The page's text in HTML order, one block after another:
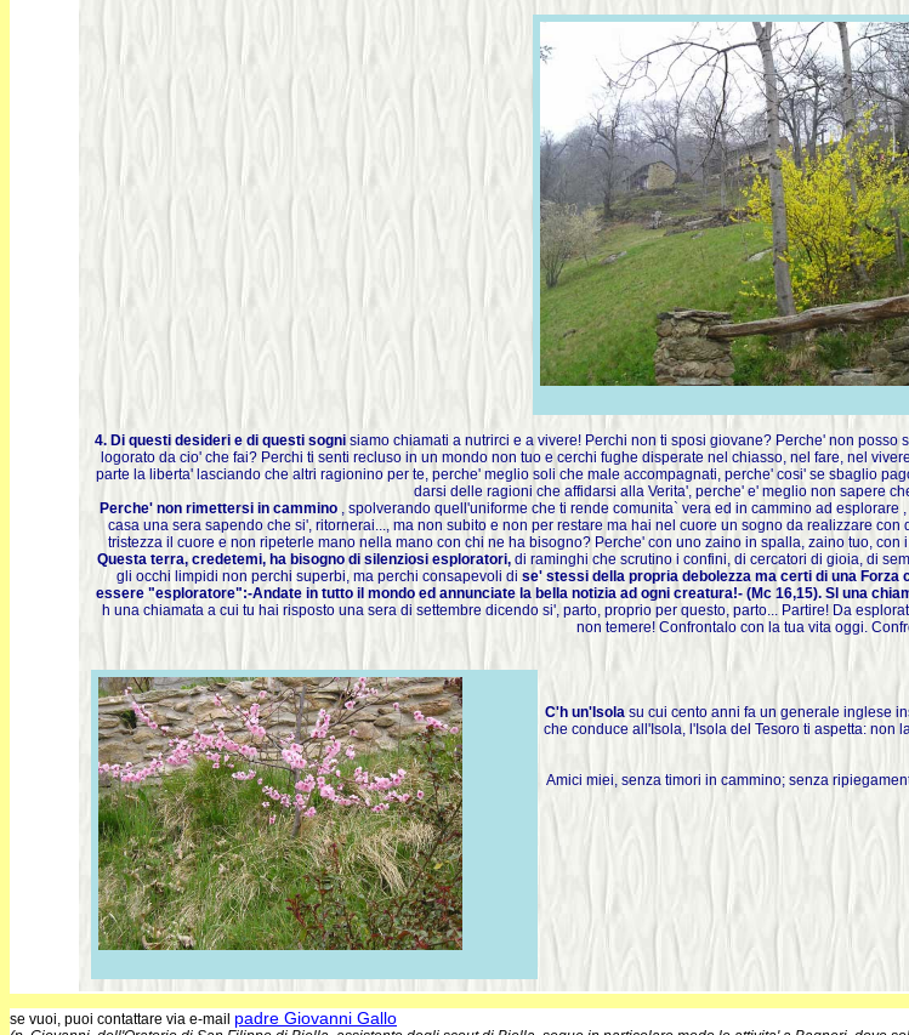
4. Di questi desideri e di questi sognisiamo chiamati a nutrirci e a vivere! Perchi non ti sposi giovane? Perche' non
logorato da cio' che fai? Perchi ti senti recluso in un mondo non tuo e cerchi fughe disperate nel chiasso, nel fare, nel
parte la liberta' lasciando che altri ragionino per te, perche' meglio soli che male accompagnati, perche' cosi' se sbaglio
darsi delle ragioni che affidarsi alla Verita', perche' e' meglio non sapere
Perche' non rimettersi in cammino, spolverando quell'uniforme che ti rende comunita` vera ed in cammino ad
casa una sera sapendo che si', ritornerai..., ma non subito e non per restare ma hai nel cuore un sogno da realizzare
tristezza il cuore e non ripeterle mano nella mano con chi ne ha bisogno? Perche' con uno zaino in spalla, zaino tuo,
Questa terra, credetemi, ha bisogno di silenziosi esploratori, di raminghi che scrutino i confini, di cercatori di gioia, di
gli occhi limpidi non perchi superbi, ma perchi consapevoli di se' stessi della propria debolezza ma certi di una Forza
essere "esploratore":-Andate in tutto il mondo ed annunciate la bella notizia ad ogni creatura!- (Mc 16,15). Sl una
h una chiamata a cui tu hai risposto una sera di settembre dicendo si', parto, proprio per questo, parto... Partire! Da
non temere! Confrontalo con la tua vita oggi.
C'h un'Isolasu cui cento anni fa un generale inglese
che conduce all'Isola, l'Isola del Tesoro ti aspetta: non
Amici miei, senza timori in cammino; senza
se vuoi, puoi contattare via e-mail padre Giovanni Gallo